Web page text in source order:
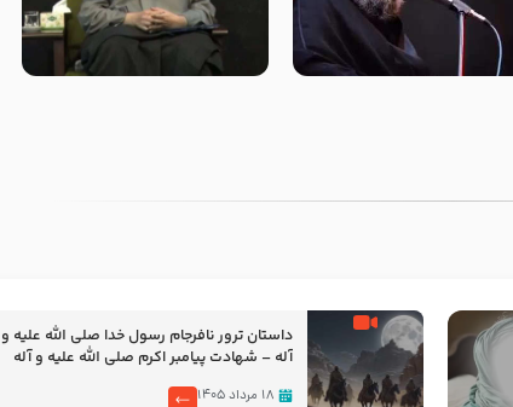
روضه جانسوز پاره های جگر امام
حسن مجتبی علیه السلام-حجت
لقب حضرت رقیه سلام الله علیها
به چه معناست – حجت الاسلام
‌‌‌‌‌‌‌داستان ترور نافرجام رسول خدا صلی الله علیه و
آله – شهادت پیامبر اکرم صلی الله علیه و آله
۱۸ مرداد ۱۴۰۵